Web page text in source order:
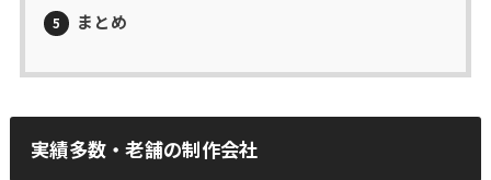
5 まとめ
実績多数・老舗の制作会社